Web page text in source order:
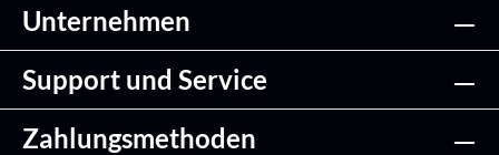
Unternehmen
Support und Service
Zahlungsmethoden